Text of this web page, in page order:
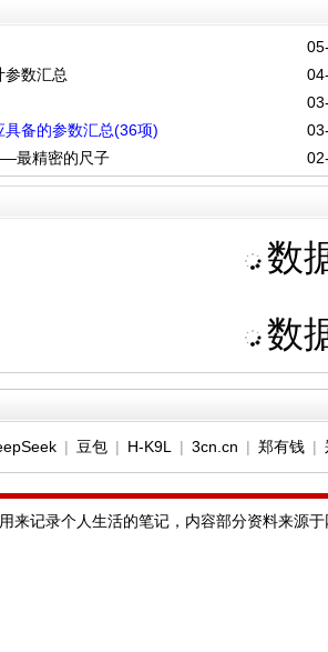
参数汇总
备的参数汇总(36项)
最精密的尺子
数
数
| 豆包| H-K9L | 3cn.cn | 郑有钱|
来记录个人生活的笔记，内容部分资料来源